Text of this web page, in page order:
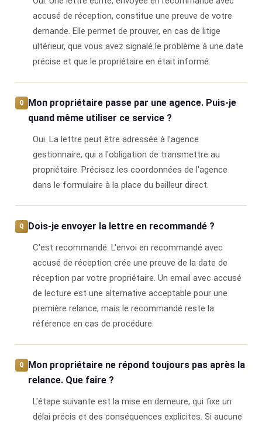
accusé de réception, constitue une preuve de votre
demande. Elle permet de prouver, en cas de litige
ultérieur, que vous avez signalé le problème à une date
précise et que le propriétaire en était informé.
Mon propriétaire passe par une agence. Puis-je
quand même utiliser ce service ?
Oui. La lettre peut être adressée à l'agence
gestionnaire, qui a l'obligation de transmettre au
propriétaire. Précisez les coordonnées de l'agence
dans le formulaire à la place du bailleur direct.
Dois-je envoyer la lettre en recommandé ?
C'est recommandé. L'envoi en recommandé avec
accusé de réception crée une preuve de la date de
réception par votre propriétaire. Un email avec accusé
de lecture est une alternative acceptable pour une
première relance, mais le recommandé reste la
référence en cas de procédure.
Mon propriétaire ne répond toujours pas après la
relance. Que faire ?
L'étape suivante est la mise en demeure, qui fixe un
délai précis et des conséquences explicites. Si aucune